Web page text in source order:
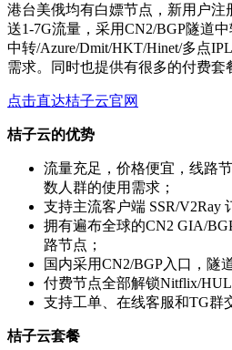
港台美俄均有白嫖节点，新用户注
送1-7G流量，采用CN2/BGP隧道
中转/Azure/Dmit/HKT/Hinet/多点
需求。同时也提供有很多的付费套
点击直达桔子云官网
桔子云的优势
流量充足，价格便宜，线路
数人群的使用需求；
支持主流客户端 SSR/V2Ray
拥有遍布全球的CN2 GIA/
路节点；
国内采用CN2/BGP入口，隧
付费节点全部解锁Nitflix/
支持工单、在线客服和TG群
桔子云套餐